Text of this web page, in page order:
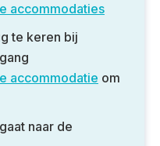
accommodaties
te keren bij
accommodatie om
naar de